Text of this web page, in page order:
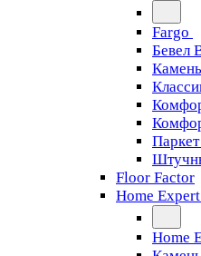
Fargo
Бевел
Floor Factor
Home Expert
Home